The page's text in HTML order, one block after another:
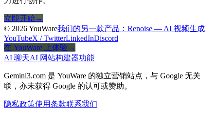
立即开始→
© 2026 YouWare我们的另一款产品：Renoise — AI 视频生成
YouTubeX / TwitterLinkedInDiscord
在 YouWare 上体验 →
AI 聊天AI 网站构建器功能
Gemini3.com 是 YouWare 的独立营销站点，与 Google 无关
联，亦未获得 Google 的认可或赞助。
隐私政策使用条款联系我们